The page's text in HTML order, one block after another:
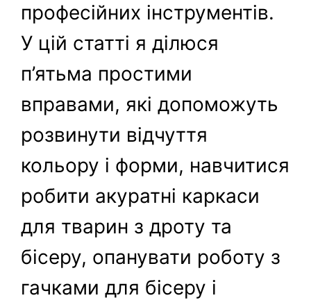
професійних інструментів.
У цій статті я ділюся
п’ятьма простими
вправами, які допоможуть
розвинути відчуття
кольору і форми, навчитися
робити акуратні каркаси
для тварин з дроту та
бісеру, опанувати роботу з
гачками для бісеру і